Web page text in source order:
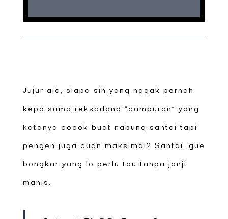
Jujur aja, siapa sih yang nggak pernah
kepo sama reksadana “campuran” yang
katanya cocok buat nabung santai tapi
pengen juga cuan maksimal? Santai, gue
bongkar yang lo perlu tau tanpa janji
manis.